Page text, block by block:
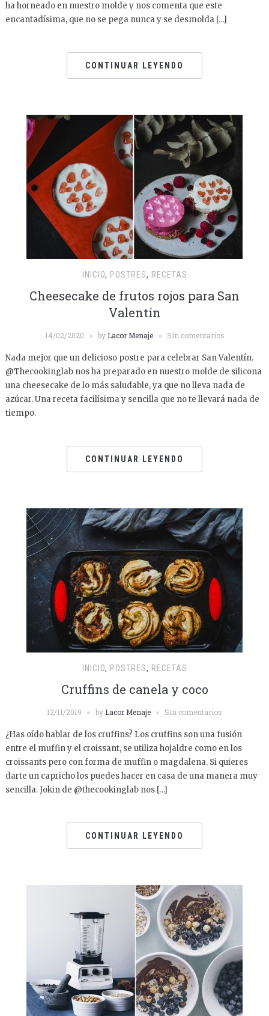
ha horneado en nuestro molde y nos comenta que este
encantadísima, que no se pega nunca y se desmolda […]
CONTINUAR LEYENDO
INICIO, POSTRES, RECETAS
Cheesecake de frutos rojos para San
Valentín
14/02/2020 by Lacor Menaje Sin comentarios
Nada mejor que un delicioso postre para celebrar San Valentín.
@Thecookinglab nos ha preparado en nuestro molde de silicona
una cheesecake de lo más saludable, ya que no lleva nada de
azúcar. Una receta facilísima y sencilla que no te llevará nada de
tiempo.
CONTINUAR LEYENDO
INICIO, POSTRES, RECETAS
Cruffins de canela y coco
12/11/2019 by Lacor Menaje Sin comentarios
¿Has oído hablar de los cruffins? Los cruffins son una fusión
entre el muffin y el croissant, se utiliza hojaldre como en los
croissants pero con forma de muffin o magdalena. Si quieres
darte un capricho los puedes hacer en casa de una manera muy
sencilla. Jokin de @thecookinglab nos […]
CONTINUAR LEYENDO